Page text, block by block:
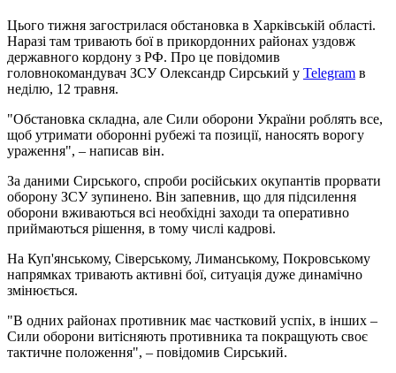
Цього тижня загострилася обстановка в Харківській області.
Наразі там тривають бої в прикордонних районах уздовж
державного кордону з РФ. Про це повідомив
головнокомандувач ЗСУ Олександр Сирський у Telegram в
неділю, 12 травня.
"Обстановка складна, але Сили оборони України роблять все,
щоб утримати оборонні рубежі та позиції, наносять ворогу
ураження", – написав він.
За даними Сирського, спроби російських окупантів прорвати
оборону ЗСУ зупинено. Він запевнив, що для підсилення
оборони вживаються всі необхідні заходи та оперативно
приймаються рішення, в тому числі кадрові.
На Куп'янському, Сіверському, Лиманському, Покровському
напрямках тривають активні бої, ситуація дуже динамічно
змінюється.
"В одних районах противник має частковий успіх, в інших –
Сили оборони витісняють противника та покращують своє
тактичне положення", – повідомив Сирський.